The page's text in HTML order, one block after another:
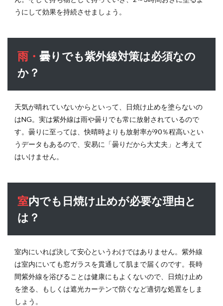
すか？
うにして効果を持続させましょう。
雨・曇りでも紫外線対策は必須なの
か？
天気が晴れていないからといって、日焼け止めを塗らないの
はNG。実は紫外線は雨や曇りでも常に放射されているので
す。曇りに至っては、快晴時よりも放射率が90％程高いとい
うデータもあるので、安易に「曇りだから大丈夫」と考えて
はいけません。
室内でも日焼け止めが必要な理由と
は？
室内にいれば決して安心というわけではありません。紫外線
は室内にいても窓ガラスを貫通して肌まで届くのです。長時
間紫外線を浴びることは健康にもよくないので、日焼け止め
を塗る、もしくは遮光カーテンで防ぐなど適切な処置をしま
しょう。